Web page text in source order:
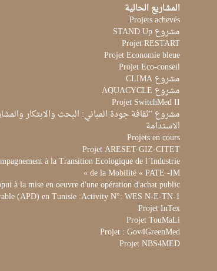
المشاريع الحالية
Projets achevés
مشروع STAND Up
Projet RESTART
Projet Economie bleue
Projet Eco-conseil
مشروع CLIMA
مشروع AQUACYCLE
Projet SwitchMed II
مشروع "ثقافة جودة المباني: البحث والابتكار
الاستدامة
Projets en cours
Projet ARESET-GIZ-CITET
à la Transition Ecologique de l’Industrie
de la Mobilité « PATE -IM »
à la mise en oeuvre d'une opération d'achat public
(APD) en Tunisie :Activity N°: WES N-E-TN-1
Projet InTex
Projet TouMaLi
Projet : Gov4GreenMed
Projet NBS4MED